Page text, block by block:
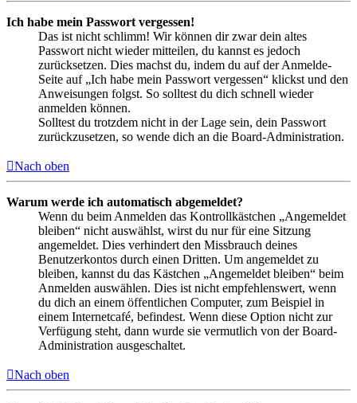
Ich habe mein Passwort vergessen!
Das ist nicht schlimm! Wir können dir zwar dein altes
Passwort nicht wieder mitteilen, du kannst es jedoch
zurücksetzen. Dies machst du, indem du auf der Anmelde-
Seite auf „Ich habe mein Passwort vergessen“ klickst und den
Anweisungen folgst. So solltest du dich schnell wieder
anmelden können.
Solltest du trotzdem nicht in der Lage sein, dein Passwort
zurückzusetzen, so wende dich an die Board-Administration.
Nach oben
Warum werde ich automatisch abgemeldet?
Wenn du beim Anmelden das Kontrollkästchen „Angemeldet
bleiben“ nicht auswählst, wirst du nur für eine Sitzung
angemeldet. Dies verhindert den Missbrauch deines
Benutzerkontos durch einen Dritten. Um angemeldet zu
bleiben, kannst du das Kästchen „Angemeldet bleiben“ beim
Anmelden auswählen. Dies ist nicht empfehlenswert, wenn
du dich an einem öffentlichen Computer, zum Beispiel in
einem Internetcafé, befindest. Wenn diese Option nicht zur
Verfügung steht, dann wurde sie vermutlich von der Board-
Administration ausgeschaltet.
Nach oben